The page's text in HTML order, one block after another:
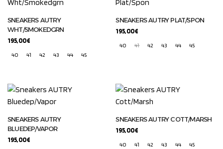
SNEAKERS AUTRY
WHT/SMOKEDGRN
195,00€
40
41 42 43 44 45
SNEAKERS AUTRY PLAT/SPON
195,00€
40
41 42 43 44 45
SNEAKERS AUTRY
BLUEDEP/VAPOR
195,00€
SNEAKERS AUTRY COTT/MARSH
195,00€
40
41 42 43 44 45